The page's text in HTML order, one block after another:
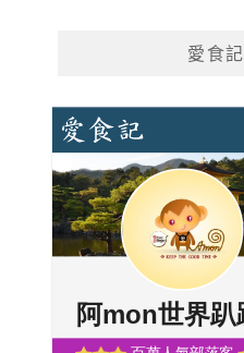
愛食記